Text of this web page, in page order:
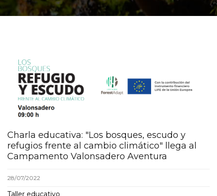
Charla educativa: "Los bosques, escudo y
refugios frente al cambio climático" llega al
Campamento Valonsadero Aventura
28/07/2022
Taller educativo